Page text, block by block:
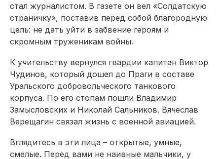
стал журналистом. В газете он вел «Солдатскую
страничку», поставив перед собой благородную
цель: не дать уйти в забвение героям и
скромным труженикам войны.
К учительству вернулся гвардии капитан Виктор
Чудинов, который дошел до Праги в составе
Уральского добровольческого танкового
корпуса. По его стопам пошли Владимир
Замысловских и Николай Сальников. Вячеслав
Верещагин связал жизнь с военной авиацией.
Вглядитесь в эти лица – открытые, умные,
смелые. Перед вами не наивные мальчики, у